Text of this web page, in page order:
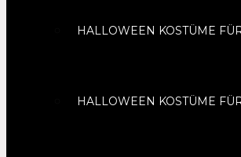
HALLOWEEN KOSTÜME
HALLOWEEN KOSTÜME